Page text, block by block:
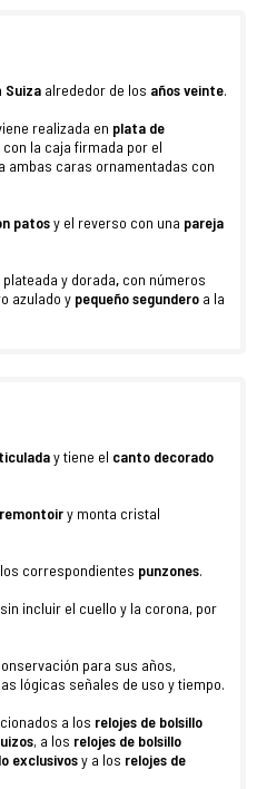
Suiza alrededor de los años veinte.
realizada en plata de
con la caja firmada por el
ambas caras ornamentadas con
patosy el reverso con una pareja
plateada y dorada, con números
azulado y pequeñosegundero a la
y tiene el canto decorado
y monta cristal
correspondientes punzones.
incluir el cuello y la corona, por
para sus años,
lógicas señales de uso y tiempo.
a los relojes de bolsillo
, a los relojes de bolsillo
exclusivosy a los relojes de